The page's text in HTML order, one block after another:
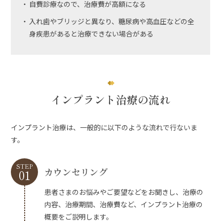
自費診療なので、治療費が高額になる
入れ歯やブリッジと異なり、糖尿病や高血圧などの全
身疾患があると治療できない場合がある
インプラント治療の流れ
インプラント治療は、一般的に以下のような流れで行ないま
す。
STEP
01 カウンセリング
患者さまのお悩みやご要望などをお聞きし、治療の
内容、治療期間、治療費など、インプラント治療の
概要をご説明します。